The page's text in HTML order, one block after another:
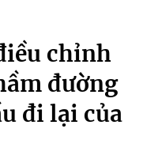
chỉnh
đường
đi lại của